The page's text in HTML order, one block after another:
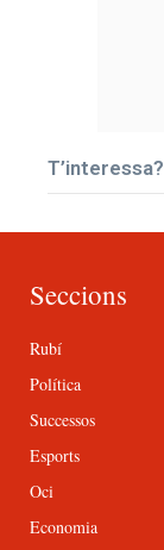
T’interessa?
Seccions
Rubí
Política
Successos
Esports
Oci
Economia